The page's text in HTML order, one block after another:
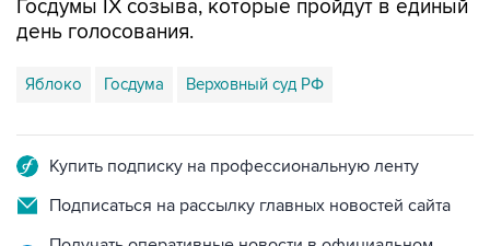
Яблоко Госдума Верховный суд РФ
Подписаться на рассылку главных новостей сайта
Получать оперативные новости в официальном